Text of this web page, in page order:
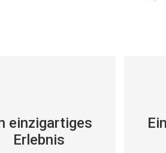
einzigartiges
Erlebnis